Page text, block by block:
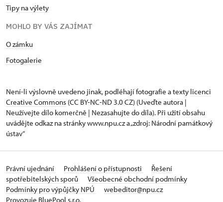
Tipy na výlety
MOHLO BY VÁS ZAJÍMAT
O zámku
Fotogalerie
Není-li výslovně uvedeno jinak, podléhají fotografie a texty licenci
Creative Commons (CC BY-NC-ND 3.0 CZ) (Uveďte autora |
Neužívejte dílo komerčně | Nezasahujte do díla). Při užití obsahu
uvádějte odkaz na stránky www.npu.cz a „zdroj: Národní památkový
ústav“
Právní ujednání Prohlášení o přístupnosti
Řešení
spotřebitelských sporů
Všeobecné obchodní podmínky
Podmínky pro výpůjčky NPÚ
webeditor@npu.cz
Provozuje BluePool s.r.o.